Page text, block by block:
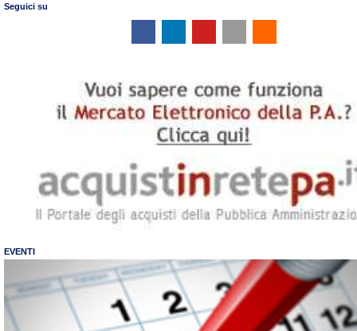
Seguici su
EVENTI